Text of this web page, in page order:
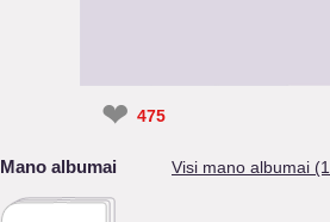
❤ 475
Mano albumai Visi mano albumai